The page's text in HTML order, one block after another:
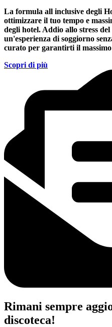
La formula all inclusive degli
ottimizzare il tuo tempo e
degli hotel. Addio allo stress
un'esperienza di soggiorno
curato per garantirti il
Scopri di più
Rimani sempre
discoteca!